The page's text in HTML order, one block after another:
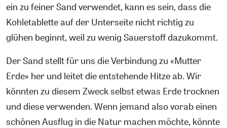
ein zu feiner Sand verwendet, kann es sein, dass die
Kohletablette auf der Unterseite nicht richtig zu
glühen beginnt, weil zu wenig Sauerstoff dazukommt.
Der Sand stellt für uns die Verbindung zu «Mutter
Erde» her und leitet die entstehende Hitze ab. Wir
könnten zu diesem Zweck selbst etwas Erde trocknen
und diese verwenden. Wenn jemand also vorab einen
schönen Ausflug in die Natur machen möchte, könnte